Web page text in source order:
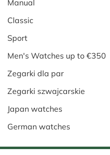
Manual
Classic
Sport
Men's Watches up to €350
Zegarki dla par
Zegarki szwajcarskie
Japan watches
German watches